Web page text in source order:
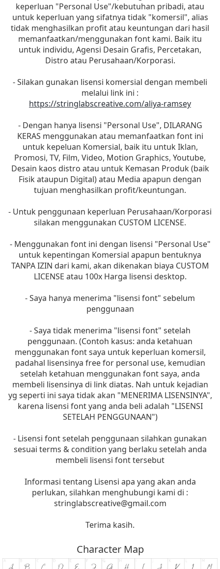
keperluan "Personal Use"/kebutuhan pribadi, atau
untuk keperluan yang sifatnya tidak "komersil", alias
tidak menghasilkan profit atau keuntungan dari hasil
memanfaatkan/menggunakan font kami. Baik itu
untuk individu, Agensi Desain Grafis, Percetakan,
Distro atau Perusahaan/Korporasi.
- Silakan gunakan lisensi komersial dengan membeli
melalui link ini :
https://stringlabscreative.com/aliya-ramsey
- Dengan hanya lisensi "Personal Use", DILARANG
KERAS menggunakan atau memanfaatkan font ini
untuk kepeluan Komersial, baik itu untuk Iklan,
Promosi, TV, Film, Video, Motion Graphics, Youtube,
Desain kaos distro atau untuk Kemasan Produk (baik
Fisik ataupun Digital) atau Media apapun dengan
tujuan menghasilkan profit/keuntungan.
- Untuk penggunaan keperluan Perusahaan/Korporasi
silakan menggunakan CUSTOM LICENSE.
- Menggunakan font ini dengan lisensi "Personal Use"
untuk kepentingan Komersial apapun bentuknya
TANPA IZIN dari kami, akan dikenakan biaya CUSTOM
LICENSE atau 100x Harga lisensi desktop.
- Saya hanya menerima "lisensi font" sebelum
penggunaan
- Saya tidak menerima "lisensi font" setelah
penggunaan. (Contoh kasus: anda ketahuan
menggunakan font saya untuk keperluan komersil,
padahal lisensinya free for personal use, kemudian
setelah ketahuan menggunakan font saya, anda
membeli lisensinya di link diatas. Nah untuk kejadian
yg seperti ini saya tidak akan "MENERIMA LISENSINYA",
karena lisensi font yang anda beli adalah "LISENSI
SETELAH PENGGUNAAN")
- Lisensi font setelah penggunaan silahkan gunakan
sesuai terms & condition yang berlaku setelah anda
membeli lisensi font tersebut
Informasi tentang Lisensi apa yang akan anda
perlukan, silahkan menghubungi kami di :
stringlabscreative@gmail.com
Terima kasih.
Character Map